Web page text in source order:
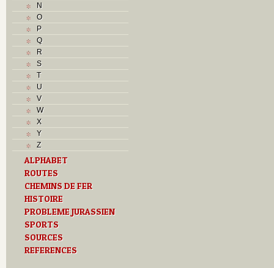
N
O
P
Q
R
S
T
U
V
W
X
Y
Z
ALPHABET
ROUTES
CHEMINS DE FER
HISTOIRE
PROBLEME JURASSIEN
SPORTS
SOURCES
REFERENCES